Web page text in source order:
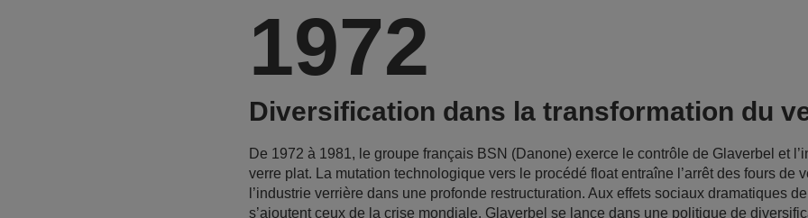
1972
Diversification dans la transformation du
De 1972 à 1981, le groupe français BSN (Danone) exerce le contrôle de Glaverbel et
verre plat. La mutation technologique vers le procédé float entraîne l’arrêt des fours de
l’industrie verrière dans une profonde restructuration. Aux effets sociaux dramatiques
s’ajoutent ceux de la crise mondiale. Glaverbel se lance dans une politique de